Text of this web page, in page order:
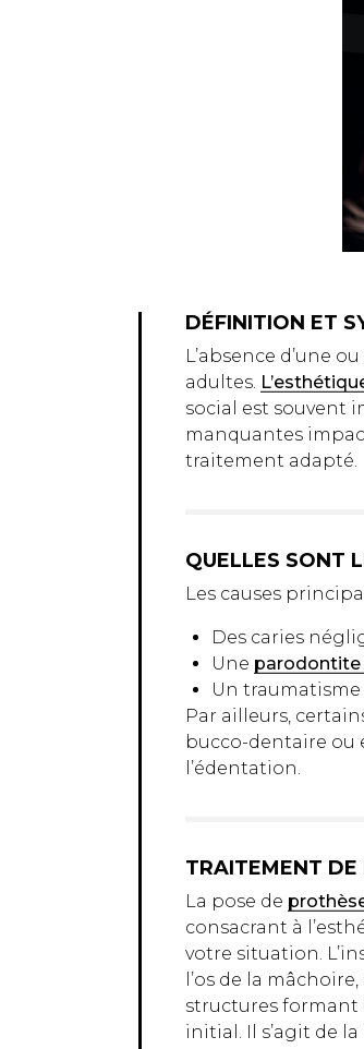
DÉFINITION ET
L’absence d’une
adultes.
social est souvent
manquantes
traitement adapté.
QUELLES SONT
Les causes
Des caries
Une parodontite
Un
Par ailleurs,
bucco-dentaire ou
l’édentation.
TRAITEMENT DE
La pose de
consacrant à
votre situation.
l’os de la
structures formant
initial. Il s’agit de